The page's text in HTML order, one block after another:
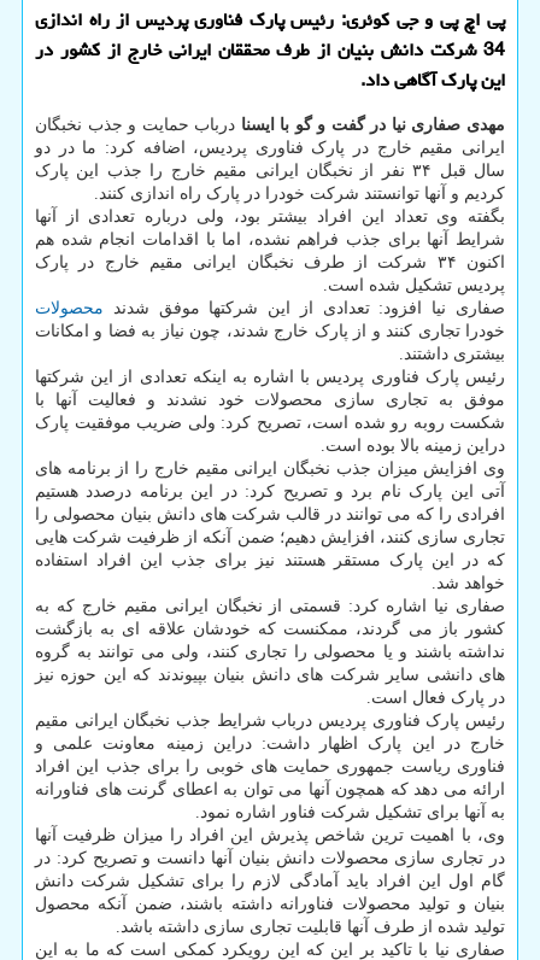
پی اچ پی و جی کوئری: رئیس پارک فناوری پردیس از راه اندازی
34 شرکت دانش بنیان از طرف محققان ایرانی خارج از کشور در
این پارک آگاهی داد.
مهدی صفاری نیا در گفت و گو با ایسنا درباب حمایت و جذب نخبگان
ایرانی مقیم خارج در پارک فناوری پردیس، اضافه کرد: ما در دو
سال قبل ۳۴ نفر از نخبگان ایرانی مقیم خارج را جذب این پارک
کردیم و آنها توانستند شرکت خودرا در پارک راه اندازی کنند.
بگفته وی تعداد این افراد بیشتر بود، ولی درباره تعدادی از آنها
شرایط آنها برای جذب فراهم نشده، اما با اقدامات انجام شده هم
اکنون ۳۴ شرکت از طرف نخبگان ایرانی مقیم خارج در پارک
پردیس تشکیل شده است.
صفاری نیا افزود: تعدادی از این شرکتها موفق شدند محصولات
خودرا تجاری کنند و از پارک خارج شدند، چون نیاز به فضا و امکانات
بیشتری داشتند.
رئیس پارک فناوری پردیس با اشاره به اینکه تعدادی از این شرکتها
موفق به تجاری سازی محصولات خود نشدند و فعالیت آنها با
شکست روبه رو شده است، تصریح کرد: ولی ضریب موفقیت پارک
دراین زمینه بالا بوده است.
وی افزایش میزان جذب نخبگان ایرانی مقیم خارج را از برنامه های
آتی این پارک نام برد و تصریح کرد: در این برنامه درصدد هستیم
افرادی را که می توانند در قالب شرکت های دانش بنیان محصولی را
تجاری سازی کنند، افزایش دهیم؛ ضمن آنکه از ظرفیت شرکت هایی
که در این پارک مستقر هستند نیز برای جذب این افراد استفاده
خواهد شد.
صفاری نیا اشاره کرد: قسمتی از نخبگان ایرانی مقیم خارج که به
کشور باز می گردند، ممکنست که خودشان علاقه ای به بازگشت
نداشته باشند و یا محصولی را تجاری کنند، ولی می توانند به گروه
های دانشی سایر شرکت های دانش بنیان بپیوندند که این حوزه نیز
در پارک فعال است.
رئیس پارک فناوری پردیس درباب شرایط جذب نخبگان ایرانی مقیم
خارج در این پارک اظهار داشت: دراین زمینه معاونت علمی و
فناوری ریاست جمهوری حمایت های خوبی را برای جذب این افراد
ارائه می دهد که همچون آنها می توان به اعطای گرنت های فناورانه
به آنها برای تشکیل شرکت فناور اشاره نمود.
وی، با اهمیت ترین شاخص پذیرش این افراد را میزان ظرفیت آنها
در تجاری سازی محصولات دانش بنیان آنها دانست و تصریح کرد: در
گام اول این افراد باید آمادگی لازم را برای تشکیل شرکت دانش
بنیان و تولید محصولات فناورانه داشته باشند، ضمن آنکه محصول
تولید شده از طرف آنها قابلیت تجاری سازی داشته باشد.
صفاری نیا با تاکید بر این که این رویکرد کمکی است که ما به این